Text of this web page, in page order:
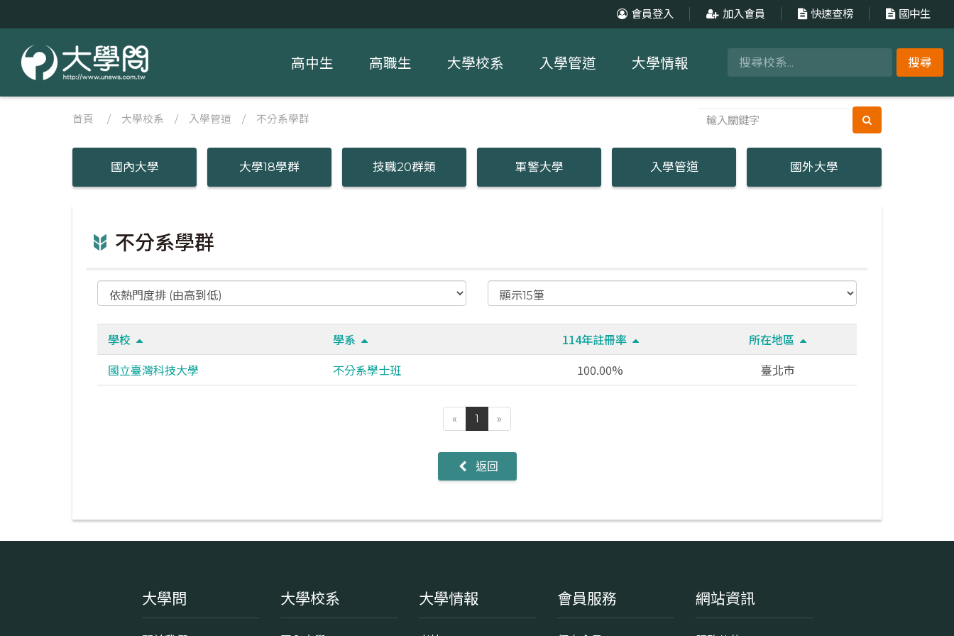
會員登入 加入會員 快速查榜 國中生
搜尋
高中生 高職生 大學校系 入學管道 大學情報
首頁 / 大學校系 / 入學管道 / 不分系學群
國內大學 大學18學群 技職20群類 軍警大學 入學管道 國外大學
不分系學群
學校 學系 114年註冊率
所在地區
國立臺灣科技大學
不分系學士班 100.00% 臺北市
« 1 »
返回
大學問 大學校系 大學情報 會員服務 網站資訊